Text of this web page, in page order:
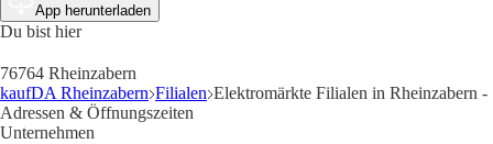
App herunterladen
Du bist hier
76764 Rheinzabern
kaufDA Rheinzabern Filialen Elektromärkte Filialen in Rheinzabern -
Adressen & Öffnungszeiten
Unternehmen